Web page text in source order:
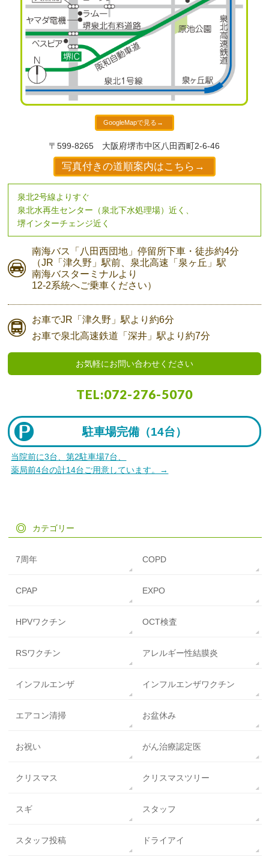
GoogleMapで見る→
〒599-8265 大阪府堺市中区八田西町2-6-46
写真付きの道順案内はこちら→
泉北2号線よりすぐ
泉北水再生センター（泉北下水処理場）近く、
堺インターチェンジ近く
南海バス 「八田西団地」停留所下車・徒歩約4分
（JR「津久野」駅前、 泉北高速「泉ヶ丘」駅
南海バスターミナルより
12-2系統へご乗車ください）
お車でJR「津久野」駅より約6分
お車で泉北高速鉄道「深井」駅より約7分
お気軽にお問い合わせください
TEL:072-276-5070
駐車場完備（14台）
当院前に3台、第2駐車場7台、
薬局前4台の計14台ご用意しています。→
カテゴリー
7周年 COPD
CPAP EXPO
HPVワクチン OCT検査
RSワクチン アレルギー性結膜炎
インフルエンザ インフルエンザワクチン
エアコン清掃 お盆休み
お祝い がん治療認定医
クリスマス クリスマスツリー
スギ スタッフ
スタッフ投稿 ドライアイ